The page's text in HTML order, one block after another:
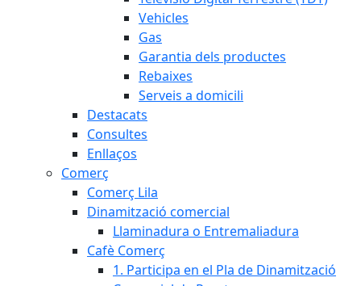
Vehicles
Gas
Garantia dels productes
Rebaixes
Serveis a domicili
Destacats
Consultes
Enllaços
Comerç
Comerç Lila
Dinamització comercial
Llaminadura o Entremaliadura
Cafè Comerç
1. Participa en el Pla de Dinamització